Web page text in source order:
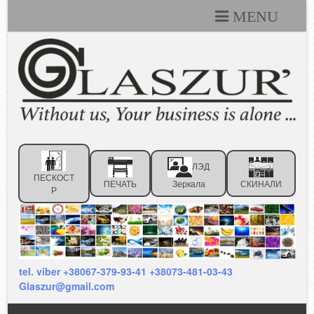
MENU
Каталоги
Технические условия
Портфолио
Контакты
Отзывы клиентов
ПЕСКОСТ
Р
ПЕЧАТЬ
ЛЭД
Зеркала
СКИНАЛИ
tel. viber +38067-379-93-41 +38073-481-03-43
Glaszur@gmail.com